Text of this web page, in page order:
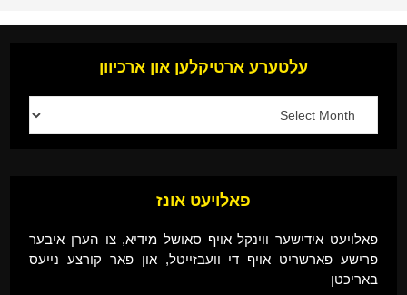
עלטערע ארטיקלען און ארכיוון
פאלויעט אונז
פאלויעט אידישער ווינקל אויף סאושל מידיא, צו הערן איבער
פרישע פארשריט אויף די וועבזייטל, און פאר קורצע נייעס
באריכטן